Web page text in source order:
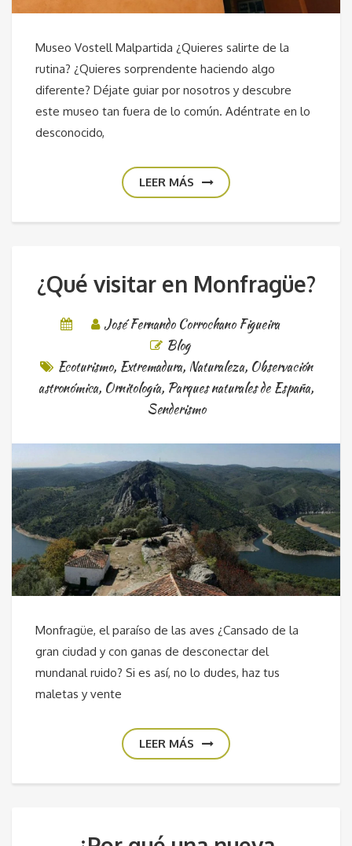
Museo Vostell Malpartida ¿Quieres salirte de la
rutina? ¿Quieres sorprendente haciendo algo
diferente? Déjate guiar por nosotros y descubre
este museo tan fuera de lo común. Adéntrate en lo
desconocido,
LEER MÁS
¿Qué visitar en Monfragüe?
José Fernando Corrochano Figueira
Blog
Ecoturismo, Extremadura, Naturaleza, Observación
astronómica, Ornitología, Parques naturales de España,
Senderismo
Monfragüe, el paraíso de las aves ¿Cansado de la
gran ciudad y con ganas de desconectar del
mundanal ruido? Si es así, no lo dudes, haz tus
maletas y vente
LEER MÁS